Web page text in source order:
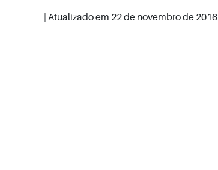
| Atualizado em 22 de novembro de 2016